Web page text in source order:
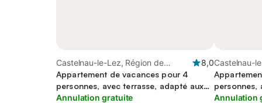
Castelnau-le-Lez, Région de
Montpellier
8,0
Appartement de vacances pour 4
personnes, avec terrasse, adapté aux
familles
Annulation gratuite
Castelnau-
Montpellier
personnes,
Annulation